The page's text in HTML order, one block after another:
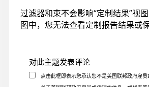
过滤器和束不会影响“定制结果”视
图中，您无法查看定制报告结果或
对此主题发表评论
点击此框即表示您承认您不是美国联邦政府雇